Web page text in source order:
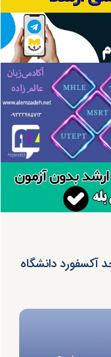
آکسفورد دانشگاه